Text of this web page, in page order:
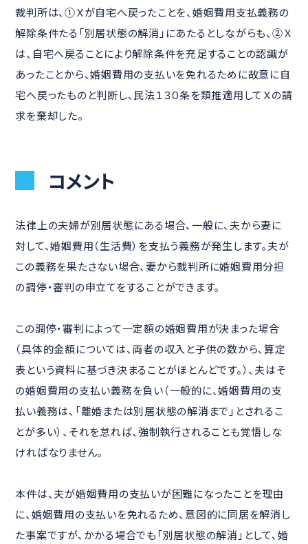
裁判所は、①Ｘが自宅へ戻ったことを、婚姻費用支払義務の
解除条件たる「別居状態の解消」にあたるとしながらも、②Ｘ
は、自宅へ戻ることにより解除条件を充足することの認識が
あったことから、婚姻費用の支払いを免れるために故意に自
宅へ戻ったものと判断し、民法１３０条を類推適用してＸの請
求を棄却した。
コメント
法律上の夫婦が別居状態にある場合、一般に、夫から妻に
対して、婚姻費用（生活費）を支払う義務が発生します。夫が
この義務を果たさない場合、妻から裁判所に婚姻費用分担
の調停・審判の申立てをすることができます。
この調停・審判によって一定額の婚姻費用が決まった場合
（具体的金額については、両者の収入と子供の数から、算定
表という資料に基づき決まることがほとんどです。）、夫はそ
の婚姻費用の支払い義務を負い（一般的に、婚姻費用の支
払い義務は、「離婚または別居状態の解消まで」とされるこ
とが多い）、それを怠れば、強制執行されることも覚悟しな
ければなりません。
本件は、夫が婚姻費用の支払いが困難になったことを理由
に、婚姻費用の支払いを免れるため、意図的に同居を解消し
た事案ですが、かかる場合でも「別居状態の解消」として、婚